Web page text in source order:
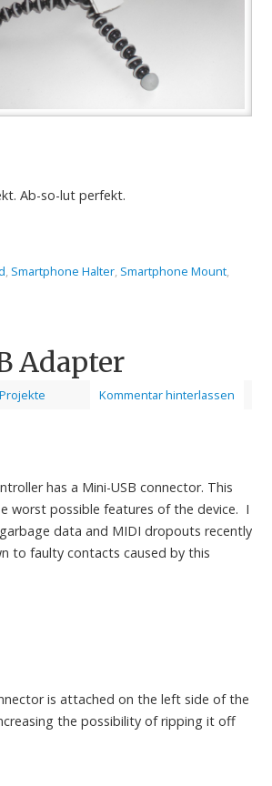
Ab-so-lut perfekt.
, Smartphone Halter, Smartphone Mount,
Adapter
Projekte Kommentar hinterlassen
has a Mini-USB connector. This
worst possible features of the device. I
data and MIDI dropouts recently
to faulty contacts caused by this
is attached on the left side of the
the possibility of ripping it off